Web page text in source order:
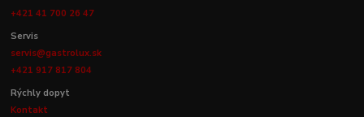
+421 41 700 26 47
Servis
servis@gastrolux.sk
+421 917 817 804
Rýchly dopyt
Kontakt